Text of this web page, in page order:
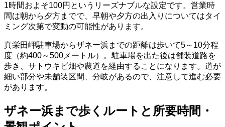
1時間およそ100円というリーズナブルな設定です。営業時
間は朝から夕方までで、早朝や夕方の出入りについてはタイ
ミング次第で変動の可能性があります。
真栄田岬駐車場からザネー浜までの距離は歩いて5～10分程
度（約400～500メートル）。駐車場を出た後は舗装道路を
歩き、サトウキビ畑や農道を経由することになります。道が
細い部分や未舗装区間、分岐があるので、注意して進む必要
があります。
ザネー浜まで歩くルートと所要時間・